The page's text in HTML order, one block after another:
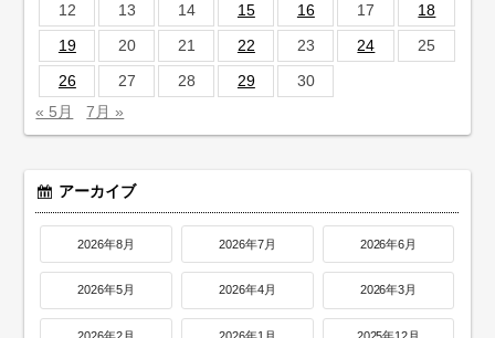
12
13 14 15 16 17
18
19
20 21 22 23 24
25
26
27 28 29
30
« 5月
7月 »
アーカイブ
2026年8月 2026年7月 2026年6月
2026年5月 2026年4月 2026年3月